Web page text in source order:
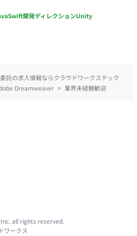
Swift開発ディレクションUnity
託の求人情報ならクラウドワークステック
Dreamweaver > 業界未経験歓迎
all rights reserved.
ワークス